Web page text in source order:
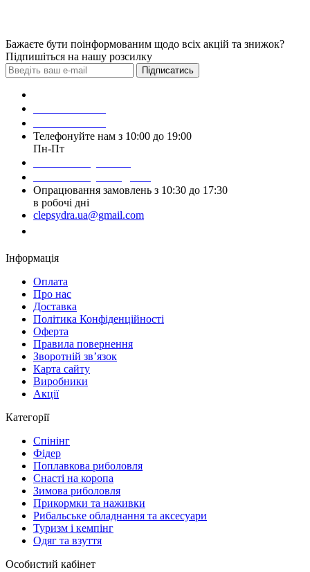
Бажаєте бути поінформованим щодо всіх акцій та знижок?
Підпишіться на нашу розсилку
Підписатись
Телефонуйте нам з 10:00 до 19:00
Пн-Пт
Опрацювання замовлень з 10:30 до 17:30
в робочі дні
clepsydra.ua@gmail.com
Інформація
Оплата
Про нас
Доставка
Політика Конфіденційності
Оферта
Правила повернення
Зворотній зв’язок
Карта сайту
Виробники
Акції
Категорії
Спінінг
Фідер
Поплавкова риболовля
Снасті на коропа
Зимова риболовля
Прикормки та наживки
Рибальське обладнання та аксесуари
Туризм і кемпінг
Одяг та взуття
Особистий кабінет